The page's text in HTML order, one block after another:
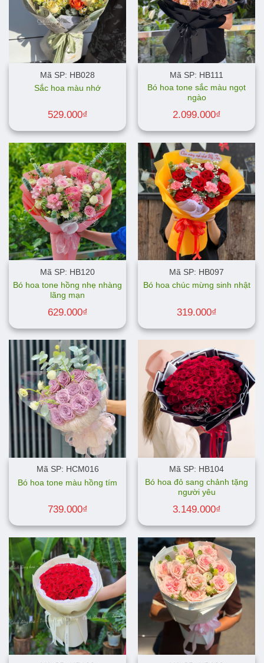
Mã SP: HB028
Sắc hoa màu nhớ
529.000₫
Mã SP: HB111
Bó hoa tone sắc màu ngọt
ngào
2.099.000₫
Mã SP: HB120
Bó hoa tone hồng nhẹ nhàng
lãng mạn
629.000₫
Mã SP: HB097
Bó hoa chúc mừng sinh nhật
319.000₫
Mã SP: HCM016
Bó hoa tone màu hồng tím
739.000₫
Mã SP: HB104
Bó hoa đỏ sang chảnh tặng
người yêu
3.149.000₫